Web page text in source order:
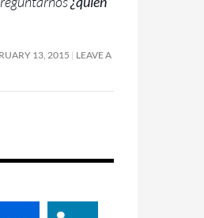
13, 2015
LEAVE A